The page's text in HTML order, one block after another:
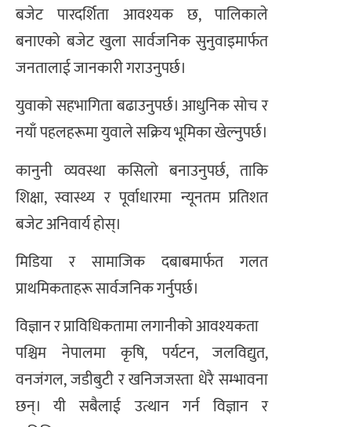
बजेट पारदर्शिता आवश्यक छ, पालिकाले
बनाएको बजेट खुला सार्वजनिक सुनुवाइमार्फत
जनतालाई जानकारी गराउनुपर्छ।
युवाको सहभागिता बढाउनुपर्छ। आधुनिक सोच र
नयाँ पहलहरूमा युवाले सक्रिय भूमिका खेल्नुपर्छ।
कानुनी व्यवस्था कसिलो बनाउनुपर्छ, ताकि
शिक्षा, स्वास्थ्य र पूर्वाधारमा न्यूनतम प्रतिशत
बजेट अनिवार्य होस्।
मिडिया र सामाजिक दबाबमार्फत गलत
प्राथमिकताहरू सार्वजनिक गर्नुपर्छ।
विज्ञान र प्राविधिकतामा लगानीको आवश्यकता
पश्चिम नेपालमा कृषि, पर्यटन, जलविद्युत,
वनजंगल, जडीबुटी र खनिजजस्ता धेरै सम्भावना
छन्। यी सबैलाई उत्थान गर्न विज्ञान र